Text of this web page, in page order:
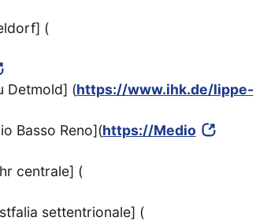
(
Detmold] (https://www.ihk.de/lippe-
Basso Reno](https://Medio
centrale] (
settentrionale] (